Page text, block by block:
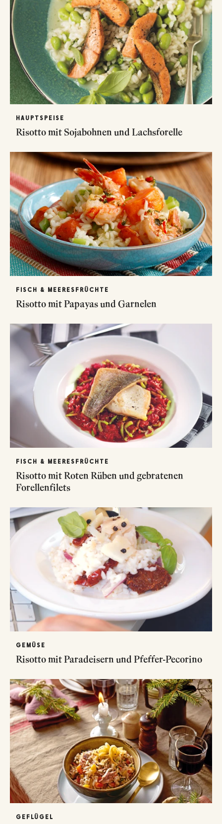
HAUPTSPEISE
Risotto mit Sojabohnen und Lachsforelle
FISCH & MEERESFRÜCHTE
Risotto mit Papayas und Garnelen
FISCH & MEERESFRÜCHTE
Risotto mit Roten Rüben und gebratenen
Forellenfilets
GEMÜSE
Risotto mit Paradeisern und Pfeffer-Pecorino
GEFLÜGEL